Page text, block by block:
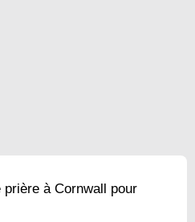
à Cornwall pour